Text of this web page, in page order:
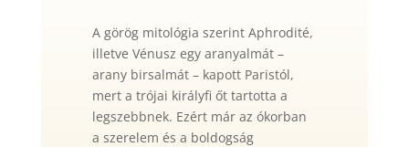
A görög mitológia szerint Aphrodité,
illetve Vénusz egy aranyalmát –
arany birsalmát – kapott Paristól,
mert a trójai királyfi őt tartotta a
legszebbnek. Ezért már az ókorban
a szerelem és a boldogság